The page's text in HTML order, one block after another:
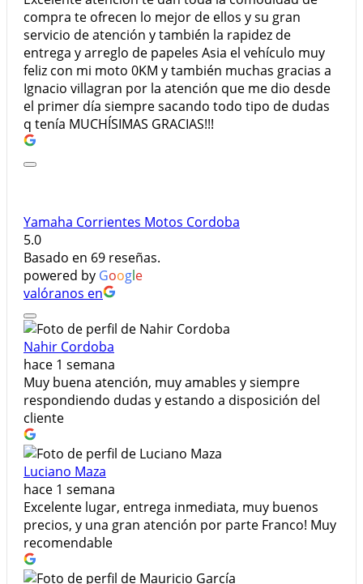
compra te ofrecen lo mejor de ellos y su gran
servicio de atención y también la rapidez de
entrega y arreglo de papeles Asia el vehículo muy
feliz con mi moto 0KM y también muchas gracias a
Ignacio villagran por la atención que me dio desde
el primer día siempre sacando todo tipo de dudas
q tenía MUCHÍSIMAS GRACIAS!!!
Yamaha Corrientes Motos Cordoba
5.0
Basado en 69 reseñas.
powered by Google
valóranos en
Nahir Cordoba
hace 1 semana
Muy buena atención, muy amables y siempre
respondiendo dudas y estando a disposición del
cliente
Luciano Maza
hace 1 semana
Excelente lugar, entrega inmediata, muy buenos
precios, y una gran atención por parte Franco! Muy
recomendable